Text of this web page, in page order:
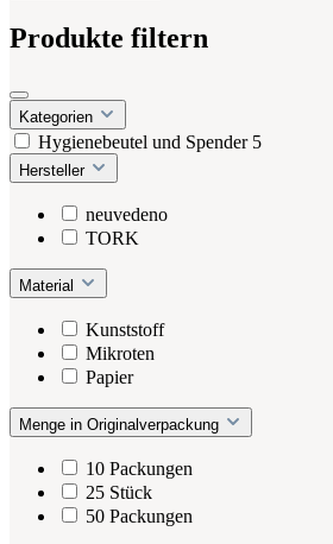
Produkte filtern
Kategorien
Hygienebeutel und Spender 5
Hersteller
neuvedeno
TORK
Material
Kunststoff
Mikroten
Papier
Menge in Originalverpackung
10 Packungen
25 Stück
50 Packungen